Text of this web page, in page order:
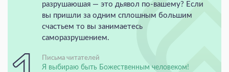
разрушаюшая — это дьявол по-вашему? Если
вы пришли за одним сплошным большим
счастьем то вы занимаетесь
саморазрушением.
Письма читателей
Я выбираю быть Божественным человеком!